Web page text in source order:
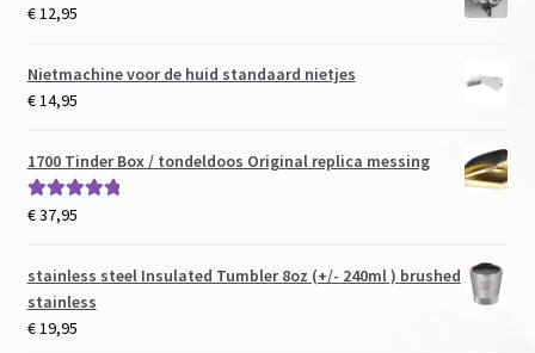
€12,95
Nietmachine voor de huid standaard nietjes
€14,95
1700 Tinder Box / tondeldoos Original replica messing
Gewaardeerd
€37,95
stainless steel Insulated Tumbler 8oz (+/- 240ml ) brushed
stainless
€19,95